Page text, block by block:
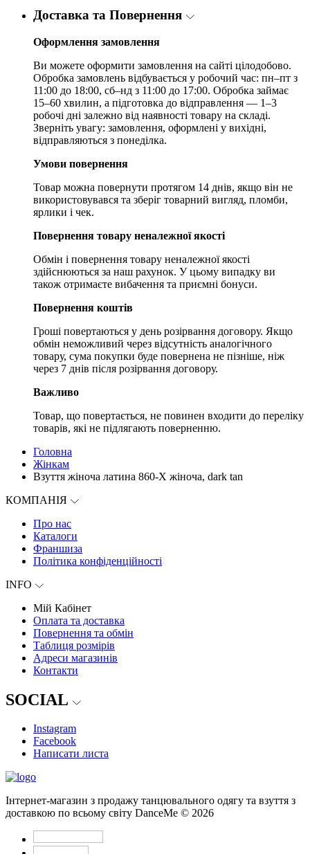
Доставка та Повернення
Оформлення замовлення
Ви можете оформити замовлення на сайті цілодобово.
Обробка замовлень відбувається у робочий час: пн–пт з
11:00 до 18:00, сб–нд з 11:00 до 17:00. Обробка займає
15–60 хвилин, а підготовка до відправлення — 1–3
робочі дні залежно від наявності товару на складі.
Зверніть увагу: замовлення, оформлені у вихідні,
відправляються з понеділка.
Умови повернення
Товар можна повернути протягом 14 днів, якщо він не
використовувався та зберіг товарний вигляд, пломби,
ярлики і чек.
Повернення товару неналежної якості
Обмін і повернення товару неналежної якості
здійснюються за наш рахунок. У цьому випадку ви
також отримаєте вибачення та приємні бонуси.
Повернення коштів
Гроші повертаються у день розірвання договору. Якщо
обмін неможливий через відсутність аналогічного
товару, сума покупки буде повернена не пізніше, ніж
через 7 днів після розірвання договору.
Важливо
Товар, що повертається, не повинен входити до переліку
товарів, які не підлягають поверненню.
Головна
Жінкам
Взуття жіноча латина 860-X жіноча, dark tan
КОМПАНІЯ
Про нас
Каталоги
Франшиза
Політика конфіденційності
INFO
Мій Кабінет
Оплата та доставка
Повернення та обмін
Таблиця розмірів
Адреси магазинів
Контакти
SOCIAL
Instagram
Facebook
Написати листа
Інтернет-магазин з продажу танцювального одягу та взуття з
доставкою по всьому світу DanceMe © 2026